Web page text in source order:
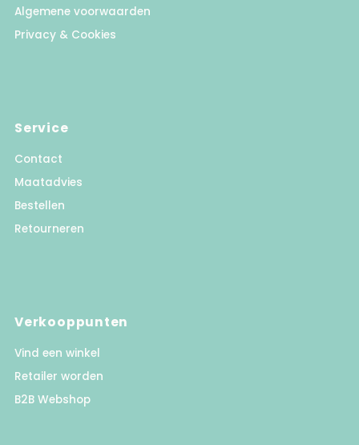
Algemene voorwaarden
Privacy & Cookies
Service
Contact
Maatadvies
Bestellen
Retourneren
Verkooppunten
Vind een winkel
Retailer worden
B2B Webshop